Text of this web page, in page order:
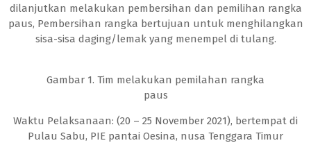
dilanjutkan melakukan pembersihan dan pemilihan rangka
paus, Pembersihan rangka bertujuan untuk menghilangkan
sisa-sisa daging/lemak yang menempel di tulang.
Gambar 1. Tim melakukan pemilahan rangka
paus
Waktu Pelaksanaan: (20 – 25 November 2021), bertempat di
Pulau Sabu, PIE pantai Oesina, nusa Tenggara Timur